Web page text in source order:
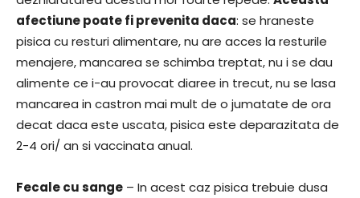
afectiune poate fi prevenita daca: se hraneste
pisica cu resturi alimentare, nu are acces la resturile
menajere, mancarea se schimba treptat, nu i se dau
alimente ce i-au provocat diaree in trecut, nu se lasa
mancarea in castron mai mult de o jumatate de ora
decat daca este uscata, pisica este deparazitata de
2-4 ori/ an si vaccinata anual.
Fecale cu sange – In acest caz pisica trebuie dusa